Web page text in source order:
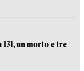
un morto e tre